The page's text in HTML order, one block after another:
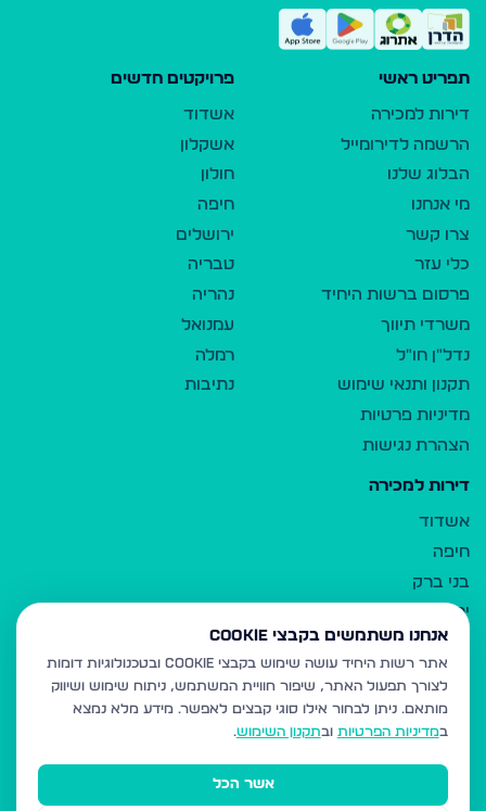
תפריט ראשי
דירות למכירה
הרשמה לדירומייל
הבלוג שלנו
מי אנחנו
צרו קשר
כלי עזר
פרסום ברשות היחיד
משרדי תיווך
נדל"ן חו"ל
תקנון ותנאי שימוש
מדיניות פרטיות
הצהרת נגישות
פרויקטים חדשים
אשדוד
אשקלון
חולון
חיפה
ירושלים
טבריה
נהריה
עמנואל
רמלה
נתיבות
דירות למכירה
אשדוד
חיפה
בני ברק
ירושלים
אלעד
גבעת זאב
בית שמש
רכסים
מודיעין עילית
אנחנו משתמשים בקבצי Cookie
אתר רשות היחיד עושה שימוש בקבצי Cookie ובטכנולוגיות דומות
לצורך תפעול האתר, שיפור חוויית המשתמש, ניתוח שימוש ושיווק
מותאם. ניתן לבחור אילו סוגי קבצים לאפשר. מידע מלא נמצא
במדיניות הפרטיות ובתקנון השימוש.
אשר הכל